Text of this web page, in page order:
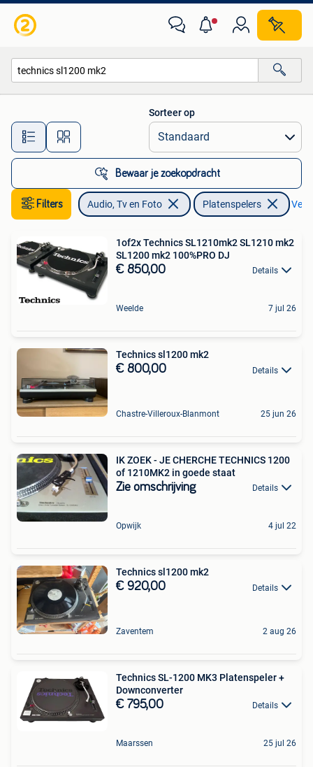
Alle afstanden…
Sorteer op
Bewaar je zoekopdracht
Filters Audio, Tv en Foto Platenspelers
1of2x Technics SL1210mk2 SL1210 mk2
SL1200 mk2 100%PRO DJ
€ 850,00 Details
Weelde 7 jul 26
Technics sl1200 mk2
€ 800,00 Details
Chastre-Villeroux-Blanmont 25 jun 26
IK ZOEK - JE CHERCHE TECHNICS 1200
of 1210MK2 in goede staat
Zie omschrijving Details
Opwijk 4 jul 22
Technics sl1200 mk2
€ 920,00 Details
Zaventem 2 aug 26
Technics SL-1200 MK3 Platenspeler +
Downconverter
€ 795,00 Details
Maarssen 25 jul 26